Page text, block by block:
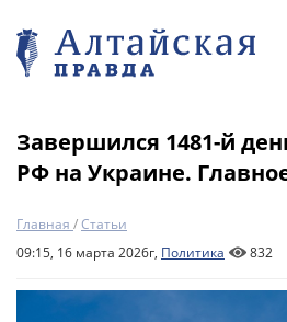
Завершился 1481-й
РФ на Украине.
Главная /Статьи
09:15, 16 марта 2026г, Политика 832